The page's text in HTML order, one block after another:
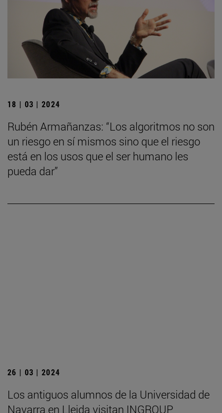
18 | 03 | 2024
Rubén Armañanzas: “Los algoritmos no son
un riesgo en sí mismos sino que el riesgo
está en los usos que el ser humano les
pueda dar”
26 | 03 | 2024
Los antiguos alumnos de la Universidad de
Navarra en Lleida visitan INGROUP